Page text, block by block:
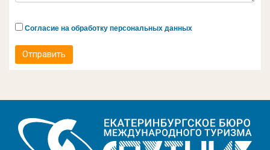
Согласие на обработку персональных данных
Отправить